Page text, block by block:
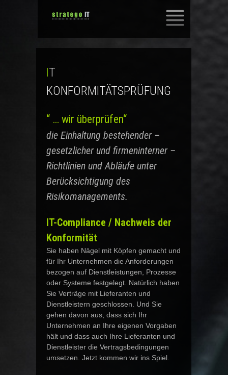
IT
KONFORMITÄTSPRÜFUNG
“ … wir überprüfen“
die Einhaltung bestehender –
gesetzlicher und firmeninterner –
Richtlinien und Abläufe unter
Berücksichtigung des
Risikomanagements.
IT-Compliance / Nachweis der
Konformität
Sie haben Nägel mit Köpfen gemacht und
für Ihr Unternehmen die Anforderungen
bezogen auf Dienstleistungen, Prozesse
oder Systeme festgelegt. Natürlich haben
Sie Verträge mit Lieferanten und
Dienstleistern geschlossen. Und Sie
gehen davon aus, dass sich Ihr
Unternehmen an Ihre eigenen Vorgaben
hält und dass auch Ihre Lieferanten und
Dienstleister die Vertragsbedingungen
umsetzen. Jetzt kommen wir ins Spiel.